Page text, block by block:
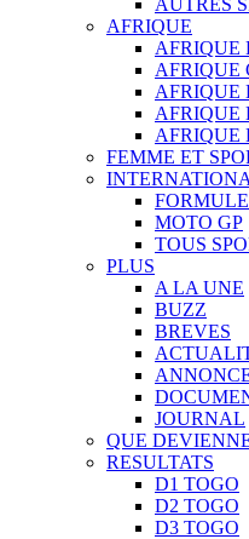
AUTRES
AFRIQUE
AFRIQUE
AFRIQUE
AFRIQUE
AFRIQUE
AFRIQUE
FEMME ET
FORMULE
MOTO GP
TOUS
PLUS
A LA UNE
BUZZ
BREVES
JOURNAL
QUE
RESULTATS
D1 TOGO
D2 TOGO
D3 TOGO